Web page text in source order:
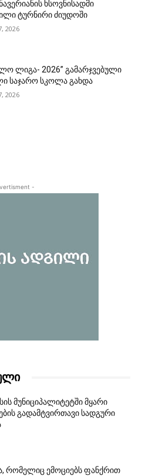
ხსოვნისადმი
ტურნირი ძიუდოში
2026
ლიგა- 2026” გამარჯვებული
საჯარო სკოლა გახდა
2026
-
მუნიციპალიტეტში მყარი
გადამტვირთავი სადგური
რომელიც ემოციებს ფანქრით